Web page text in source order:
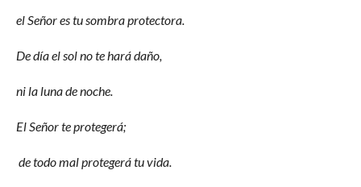
el Señor es tu sombra protectora.
De día el sol no te hará daño,
ni la luna de noche.
El Señor te protegerá;
de todo mal protegerá tu vida.